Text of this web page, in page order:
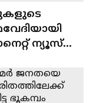
ന്യൂസ്
2